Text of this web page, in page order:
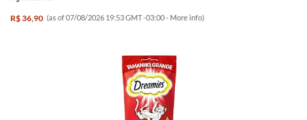
R$ 36,90 (as of 07/08/2026 19:53 GMT -03:00 - More info)